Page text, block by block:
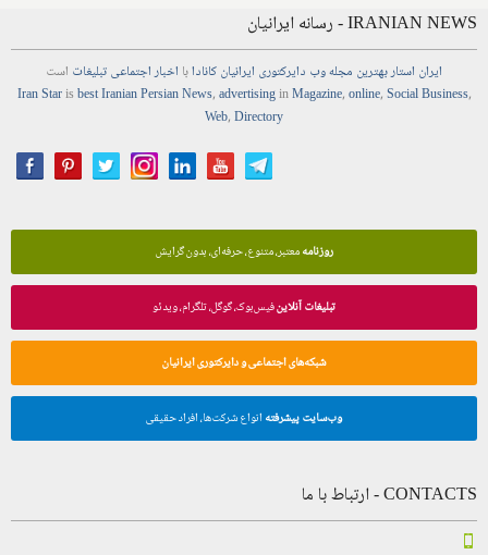
IRANIAN NEWS - رسانه ایرانیان
ایران استاربهترین مجلهوب دایرکتوری ایرانیان کانادابا اخباراجتماعیتبلیغات است
Iran Starisbest Iranian PersianNews,advertisinginMagazine,online,Social Business,
Web,Directory
روزنامهمعتبر، متنوع، حرفه‌ای، بدون گرایش
تبلیغات آنلاینفیس‌بوک، گوگل، تلگرام، ویدئو
شبکه‌های اجتماعی و دایرکتوری ایرانیان
وب‌سایت پیشرفته انواع شرکت‌ها، افراد حقیقی
CONTACTS - ارتباط با ما